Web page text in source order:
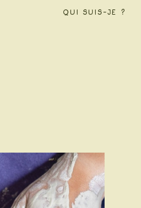
Qui suis-je ?